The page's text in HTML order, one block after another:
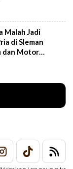
Malah Jadi
di Sleman
dan Motor